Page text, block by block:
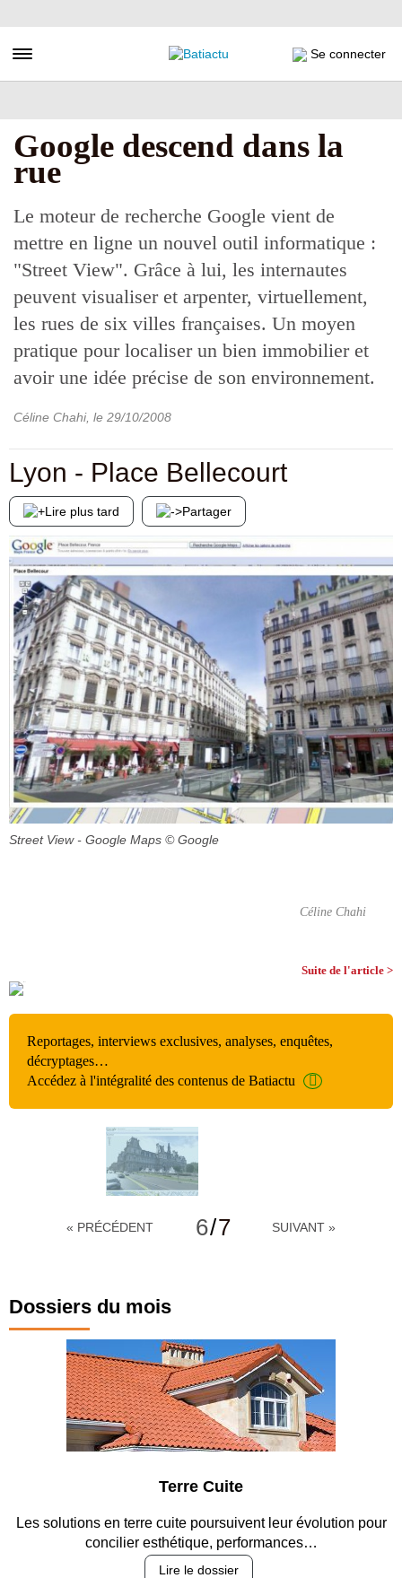
au
principal
Toggle navigation Se connecter
Google descend dans la
rue
Le moteur de recherche Google vient de
mettre en ligne un nouvel outil informatique :
"Street View". Grâce à lui, les internautes
peuvent visualiser et arpenter, virtuellement,
les rues de six villes françaises. Un moyen
pratique pour localiser un bien immobilier et
avoir une idée précise de son environnement.
Céline Chahi, le 29/10/2008
Lyon - Place Bellecourt
Lire plus tard Partager
Street View - Google Maps © Google
Céline Chahi
Suite de l'article >
Reportages, interviews exclusives, analyses, enquêtes,
décryptages…
Accédez à l'intégralité des contenus de Batiactu
« PRÉCÉDENT 6/7 SUIVANT »
Dossiers du mois
Terre Cuite
Les solutions en terre cuite poursuivent leur évolution pour
concilier esthétique, performances…
Lire le dossier